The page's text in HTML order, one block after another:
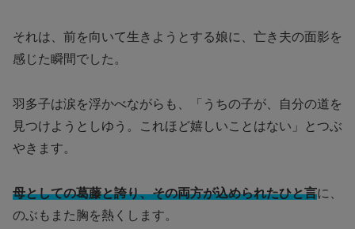
それは、前を向いて生きようとする娘に、亡き夫の面影を
感じた瞬間でした。
羽多子は涙を浮かべながらも、「うちの子が、自分の道を
見つけようとしゆう。これほど嬉しいことはない」とつぶ
やきます。
母としての葛藤と誇り、その両方が込められたひと言に、
のぶもまた胸を熱くします。